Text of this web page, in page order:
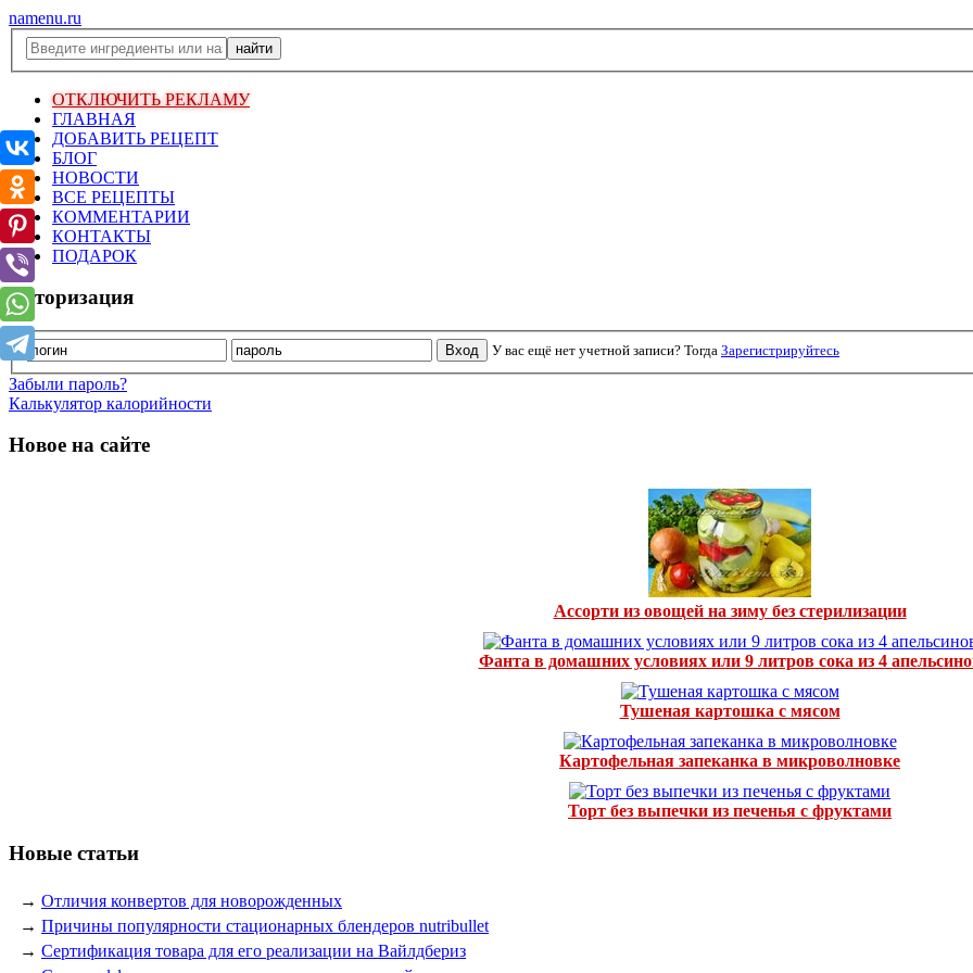
namenu.ru
ОТКЛЮЧИТЬ РЕКЛАМУ
ГЛАВНАЯ
ДОБАВИТЬ РЕЦЕПТ
БЛОГ
НОВОСТИ
ВСЕ РЕЦЕПТЫ
КОММЕНТАРИИ
КОНТАКТЫ
ПОДАРОК
Авторизация
У вас ещё нет учетной записи? Тогда Зарегистрируйтесь
Забыли пароль?
Калькулятор калорийности
Новое на сайте
Ассорти из овощей на зиму без стерилизации
Фанта в домашних условиях или 9 литров сока из 4
Тушеная картошка с мясом
Картофельная запеканка в микроволновке
Торт без выпечки из печенья с фруктами
Новые статьи
→ Отличия конвертов для новорожденных
→ Причины популярности стационарных блендеров nutribullet
→ Сертификация товара для его реализации на Вайлдбериз